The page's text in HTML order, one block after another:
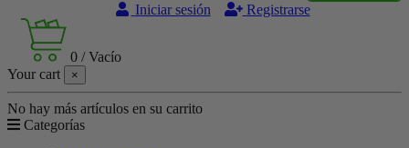
Iniciar sesión
Registrarse
0 /Vacío
Your cart
×
No hay más artículos en su carrito
Categorías